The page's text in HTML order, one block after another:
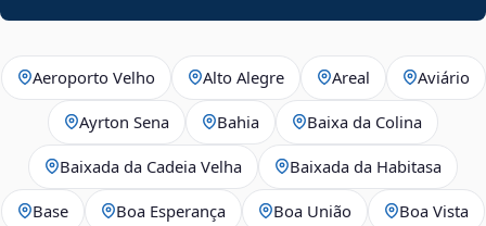
Aeroporto Velho Alto Alegre Areal Aviário
Ayrton Sena Bahia Baixa da Colina
Baixada da Cadeia Velha Baixada da Habitasa
Base Boa Esperança Boa União Boa Vista